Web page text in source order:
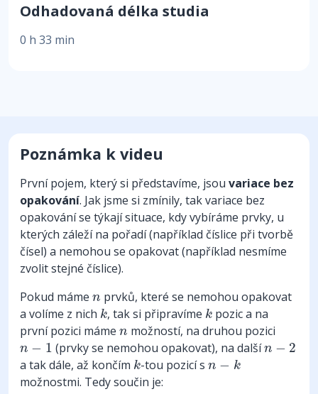
Odhadovaná délka studia
0 h 33 min
Poznámka k videu
První pojem, který si představíme, jsou variace bez
opakování. Jak jsme si zmínily, tak variace bez
opakování se týkají situace, kdy vybíráme prvky, u
kterých záleží na pořadí (například číslice při tvorbě
čísel) a nemohou se opakovat (například nesmíme
zvolit stejné číslice).
Pokud máme n
n prvků, které se nemohou opakovat
a volíme z nich k
k, tak si připravíme k
kpozic a na
první pozici máme n
n možností, na druhou pozici
n − 1
n (prvky se nemohou opakovat), na dalšín − 2
n
a tak dále, až končím k
k-tou pozicí s n − k
n−k
možnostmi. Tedy součin je: